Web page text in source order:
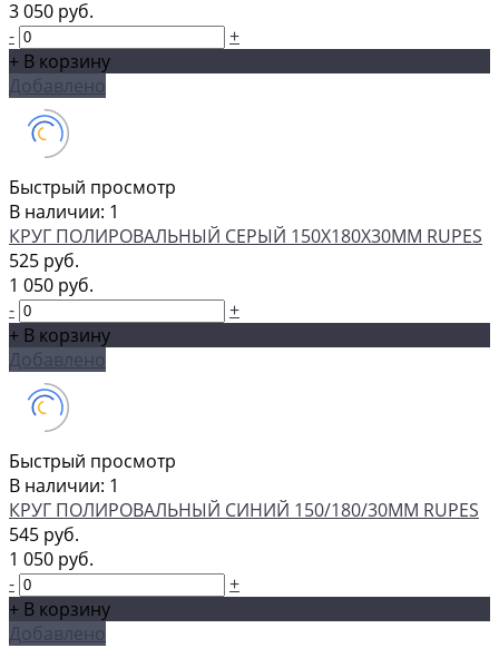
3 050 руб.
-
+
+ В корзину
Добавлено
Быстрый просмотр
В наличии: 1
КРУГ ПОЛИРОВАЛЬНЫЙ СЕРЫЙ 150X180X30ММ RUPES
525 руб.
1 050 руб.
-
+
+ В корзину
Добавлено
Быстрый просмотр
В наличии: 1
КРУГ ПОЛИРОВАЛЬНЫЙ СИНИЙ 150/180/30ММ RUPES
545 руб.
1 050 руб.
-
+
+ В корзину
Добавлено